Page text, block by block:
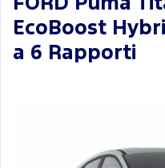
EcoBoost
a 6 Rapporti